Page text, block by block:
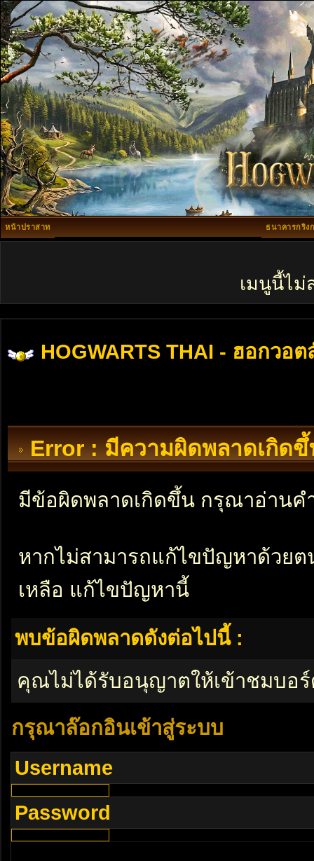
หน้าปราสาท ธนาคารกริง
เมนูนี้ไม่
HOGWARTS THAI - ฮอกวอต
Error : มีความผิดพลาดเกิดขึ้
มีข้อผิดพลาดเกิดขึ้น กรุณาอ่านค
หากไม่สามารถแก้ไขปัญหาด้วย
เหลือ แก้ไขปัญหานี้
พบข้อผิดพลาดดังต่อไปนี้ :
คุณไม่ได้รับอนุญาตให้เข้าชมบอ
กรุณาล๊อกอินเข้าสู่ระบบ
Username
Password